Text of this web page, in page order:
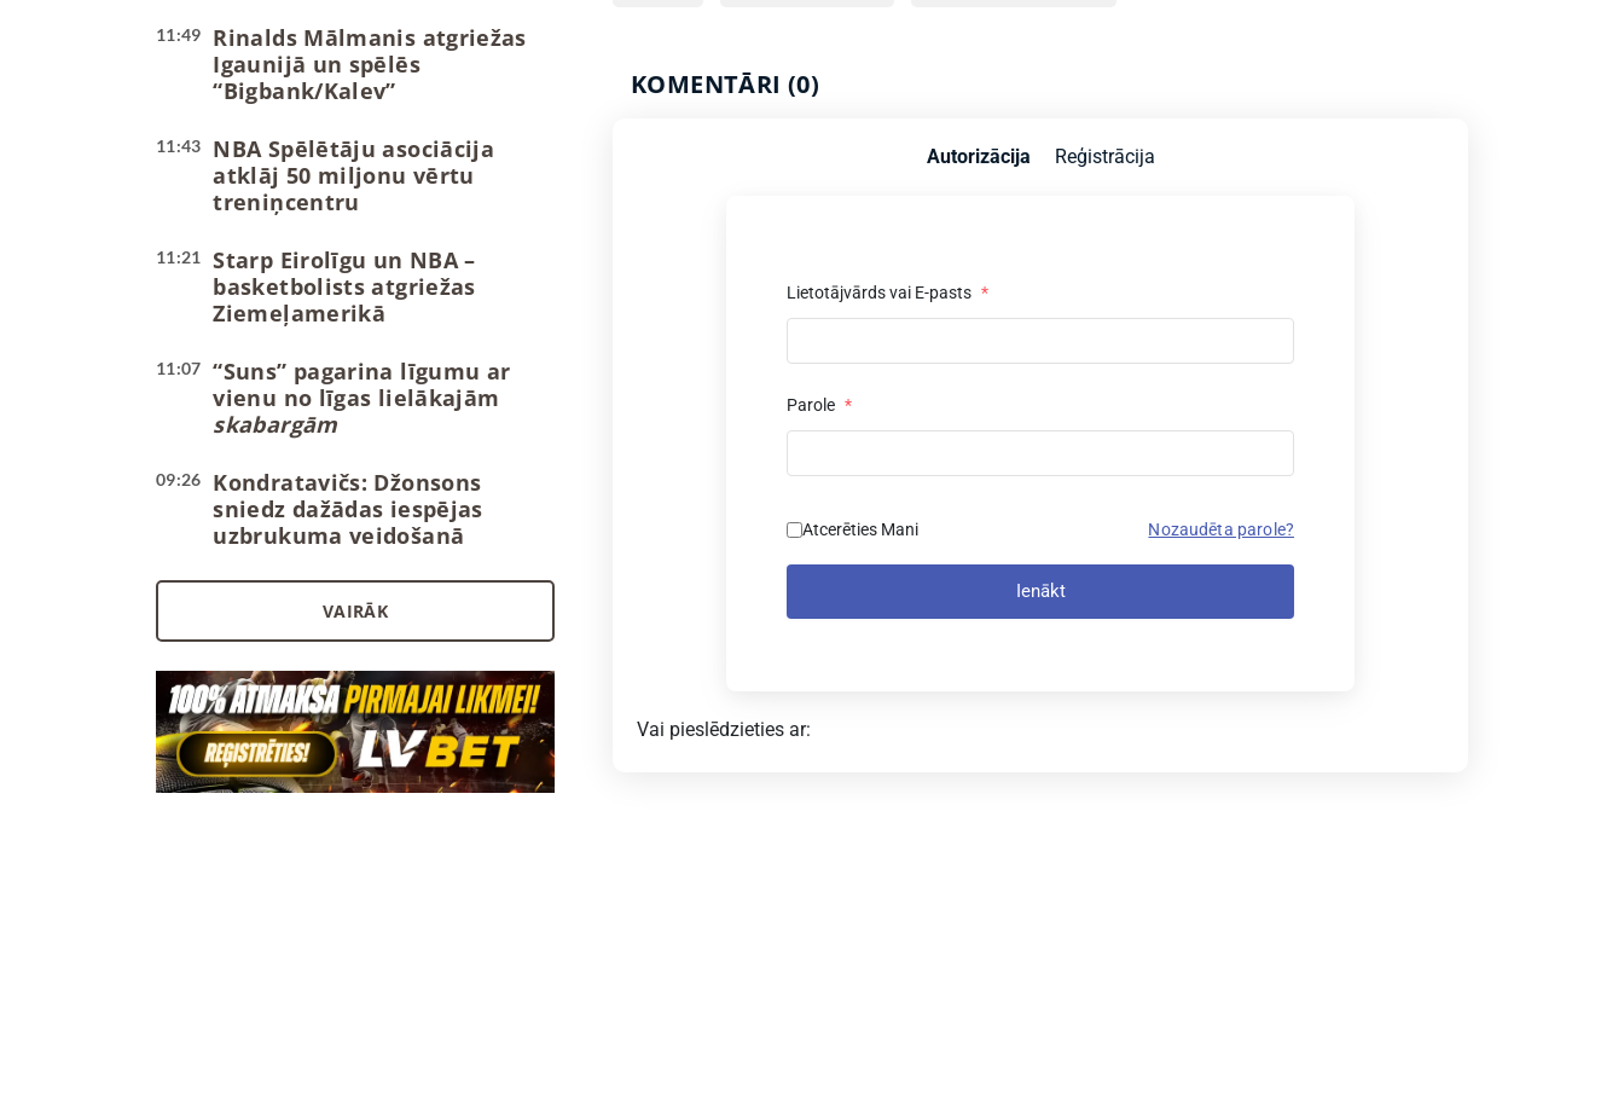
11:49
Rinalds Mālmanis atgriežas
Igaunijā un spēlēs
“Bigbank/Kalev”
11:43
NBA Spēlētāju asociācija
atklāj 50 miljonu vērtu
treniņcentru
11:21
Starp Eirolīgu un NBA –
basketbolists atgriežas
Ziemeļamerikā
11:07
“Suns” pagarina līgumu ar
vienu no līgas lielākajām
skabargām
09:26
Kondratavičs: Džonsons
sniedz dažādas iespējas
uzbrukuma veidošanā
VAIRĀK
KOMENTĀRI (0)
Autorizācija Reģistrācija
Lietotājvārds vai E-pasts *
Parole *
Atcerēties Mani Nozaudēta parole?
Ienākt
Vai pieslēdzieties ar: